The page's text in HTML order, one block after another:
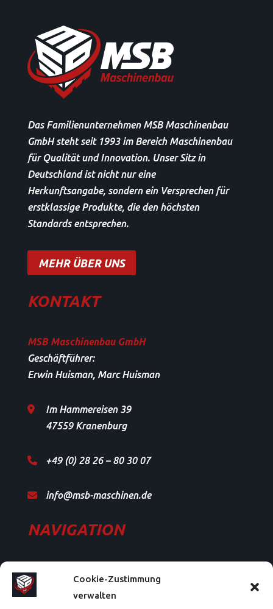
Cookie-Zustimmung
verwalten
Das Familienunternehmen MSB Maschinenbau
GmbH steht seit 1993 im Bereich Maschinenbau
für Qualität und Innovation. Unser Sitz in
Deutschland ist nicht nur eine
Herkunftsangabe, sondern ein Versprechen für
erstklassige Produkte, die den höchsten
Standards entsprechen.
MEHR ÜBER UNS
KONTAKT
MSB Maschinenbau GmbH
Geschäftführer:
Erwin Huisman, Marc Huisman
Im Hammereisen 39
47559 Kranenburg
+49 (0) 28 26 – 80 30 07
info@msb-maschinen.de
NAVIGATION
START
ÜBER UNS